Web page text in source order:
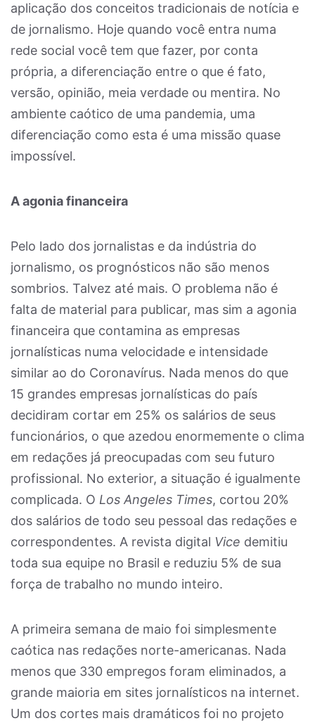
aplicação dos conceitos tradicionais de notícia e
de jornalismo. Hoje quando você entra numa
rede social você tem que fazer, por conta
própria, a diferenciação entre o que é fato,
versão, opinião, meia verdade ou mentira. No
ambiente caótico de uma pandemia, uma
diferenciação como esta é uma missão quase
impossível.
A agonia financeira
Pelo lado dos jornalistas e da indústria do
jornalismo, os prognósticos não são menos
sombrios. Talvez até mais. O problema não é
falta de material para publicar, mas sim a agonia
financeira que contamina as empresas
jornalísticas numa velocidade e intensidade
similar ao do Coronavírus. Nada menos do que
15 grandes empresas jornalísticas do país
decidiram cortar em 25% os salários de seus
funcionários, o que azedou enormemente o clima
em redações já preocupadas com seu futuro
profissional. No exterior, a situação é igualmente
complicada. O Los Angeles Times, cortou 20%
dos salários de todo seu pessoal das redações e
correspondentes. A revista digital Vice demitiu
toda sua equipe no Brasil e reduziu 5% de sua
força de trabalho no mundo inteiro.
A primeira semana de maio foi simplesmente
caótica nas redações norte-americanas. Nada
menos que 330 empregos foram eliminados, a
grande maioria em sites jornalísticos na internet.
Um dos cortes mais dramáticos foi no projeto